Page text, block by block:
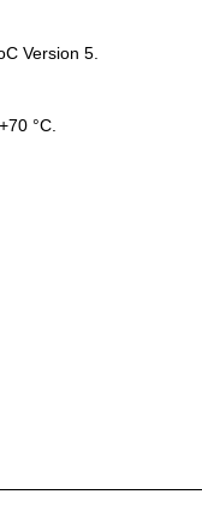
Version 5.
°C.